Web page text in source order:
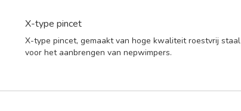
X-type pincet
X-type pincet, gemaakt van hoge kwaliteit roestvrij staal
voor het aanbrengen van nepwimpers.